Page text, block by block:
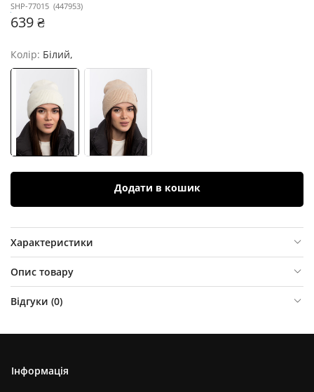
SHP-77015 (447953)
639 ₴
Колір: Білий,
Додати в кошик
Характеристики
Опис товару
Відгуки (0)
Інформація